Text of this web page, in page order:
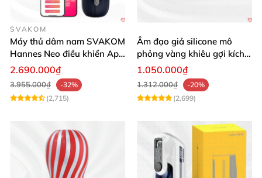
SVAKOM
Máy thủ dâm nam SVAKOM
Hannes Neo điều khiển App
tương tác
2.690.000₫
3.955.000₫
-32%
(2,715)
Âm đạo giả silicone mô
phỏng vàng khiêu gợi kích
thích mua
1.050.000₫
1.312.000₫
-20%
(2,699)